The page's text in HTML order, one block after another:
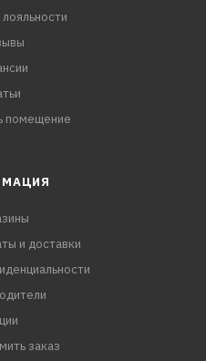
помещение
и доставки
заказ